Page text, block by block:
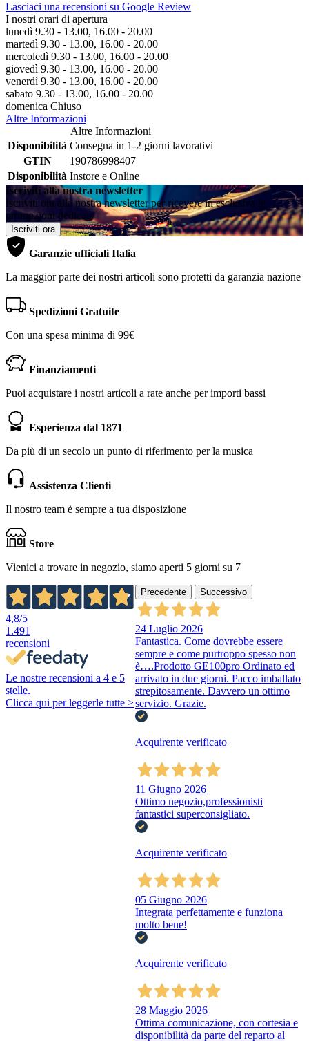
Lasciaci una recensioni su Google Review
I nostri orari di apertura
lunedì 9.30 - 13.00, 16.00 - 20.00
martedì 9.30 - 13.00, 16.00 - 20.00
mercoledì 9.30 - 13.00, 16.00 - 20.00
giovedì 9.30 - 13.00, 16.00 - 20.00
venerdì 9.30 - 13.00, 16.00 - 20.00
sabato 9.30 - 13.00, 16.00 - 20.00
domenica Chiuso
Altre Informazioni
Altre Informazioni
Disponibilità Consegna in 1-2 giorni lavorativi
GTIN
190786998407
Disponibilità Instore e Online
Iscriviti alla nostra newsletter
Iscriviti ora alla nostra newsletter per ricevere in esclusiva le
promozioni dedicate
Iscriviti ora
Garanzie ufficiali Italia
La maggior parte dei nostri articoli sono protetti da garanzia nazione
Spedizioni Gratuite
Con una spesa minima di 99€
Finanziamenti
Puoi acquistare i nostri articoli a rate anche per importi bassi
Esperienza dal 1871
Da più di un secolo un punto di riferimento per la musica
Assistenza Clienti
Il nostro team è sempre a tua disposizione
Store
Vienici a trovare in negozio, siamo aperti 5 giorni su 7
4,8/5
1.491
recensioni
Le nostre recensioni a 4 e 5
stelle.
Clicca qui per leggerle tutte >
Precedente Successivo
24 Luglio 2026
Fantastica. Come dovrebbe essere
sempre e come purtroppo spesso non
è….Prodotto GE100pro Ordinato ed
arrivato in due giorni. Pacco imballato
strepitosamente. Davvero un ottimo
servizio. Grazie.
Acquirente verificato
11 Giugno 2026
Ottimo negozio,professionisti
fantastici superconsigliato.
Acquirente verificato
05 Giugno 2026
Integrata perfettamente e funziona
molto bene!
Acquirente verificato
28 Maggio 2026
Ottima comunicazione, con cortesia e
disponibilità da parte del reparto al